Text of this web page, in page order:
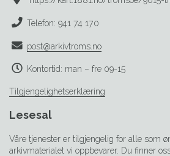
Telefon: 941 74 170
post@arkivtroms.no
Kontortid: man – fre 09-15
Tilgjengelighetserklæring
Lesesal
Våre tjenester er tilgjengelig for alle som
arkivmaterialet vi oppbevarer. Du finner